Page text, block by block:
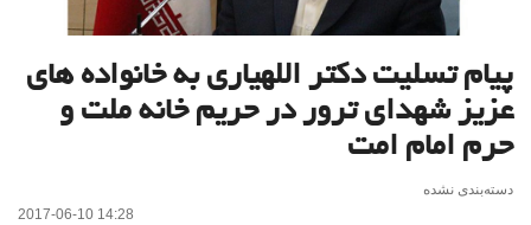
پیام تسلیت دکتر اللهیاری به خانواده های
عزیز شهدای ترور در حریم خانه ملت و
حرم امام امت
دسته‌بندی نشده
2017-06-10 14:28